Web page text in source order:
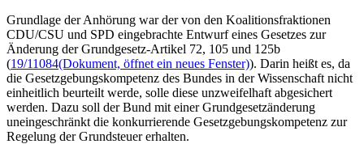
Grundlage der Anhörung war der von den Koalitionsfraktionen
CDU/CSU und SPD eingebrachte Entwurf eines Gesetzes zur
Änderung der Grundgesetz-Artikel 72, 105 und 125b
(19/11084(Dokument, öffnet ein neues Fenster)). Darin heißt es, da
die Gesetzgebungskompetenz des Bundes in der Wissenschaft nicht
einheitlich beurteilt werde, solle diese unzweifelhaft abgesichert
werden. Dazu soll der Bund mit einer Grundgesetzänderung
uneingeschränkt die konkurrierende Gesetzgebungskompetenz zur
Regelung der Grundsteuer erhalten.